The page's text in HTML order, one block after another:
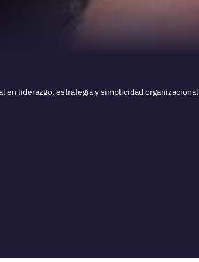
en liderazgo, estrategia y simplicidad organizacional